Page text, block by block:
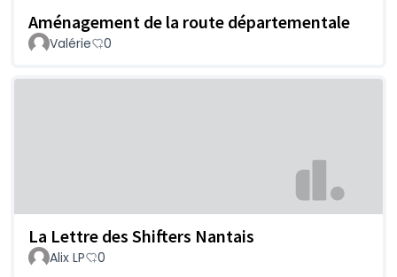
Aménagement de la route départementale
Valérie 0
La Lettre des Shifters Nantais
Alix LP 0